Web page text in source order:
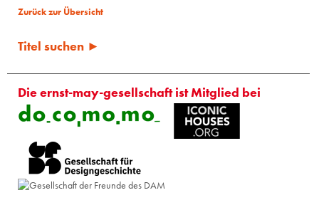
Zurück zur Übersicht
Titel suchen ►
Die ernst-may-gesellschaft ist Mitglied bei